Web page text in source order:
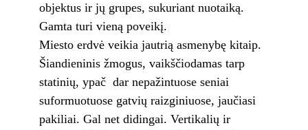
objektus ir jų grupes, sukuriant nuotaiką.
Gamta turi vieną poveikį.
Miesto erdvė veikia jautrią asmenybę kitaip.
Šiandieninis žmogus, vaikščiodamas tarp
statinių, ypač dar nepažintuose seniai
suformuotuose gatvių raizginiuose, jaučiasi
pakiliai. Gal net didingai. Vertikalių ir